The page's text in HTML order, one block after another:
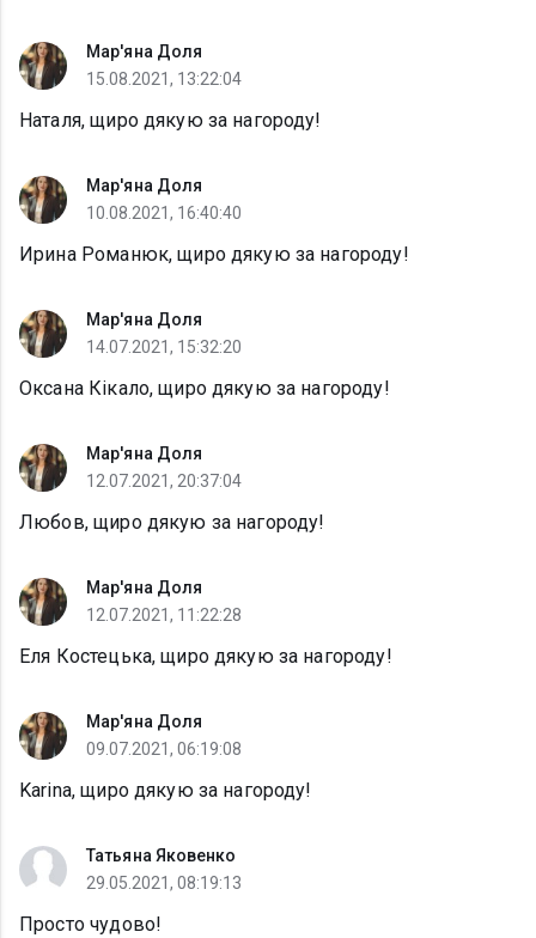
Мар'яна Доля
15.08.2021, 13:22:04
Наталя, щиро дякую за нагороду!
Мар'яна Доля
10.08.2021, 16:40:40
Ирина Романюк, щиро дякую за нагороду!
Мар'яна Доля
14.07.2021, 15:32:20
Оксана Кікало, щиро дякую за нагороду!
Мар'яна Доля
12.07.2021, 20:37:04
Любов, щиро дякую за нагороду!
Мар'яна Доля
12.07.2021, 11:22:28
Еля Костецька, щиро дякую за нагороду!
Мар'яна Доля
09.07.2021, 06:19:08
Karina, щиро дякую за нагороду!
Татьяна Яковенко
29.05.2021, 08:19:13
Просто чудово!